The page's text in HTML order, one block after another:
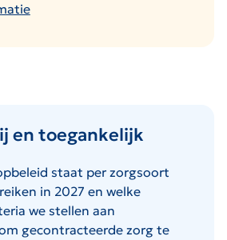
en toegankelijk
staat per zorgsoort
in 2027 en welke
we stellen aan
gecontracteerde zorg te